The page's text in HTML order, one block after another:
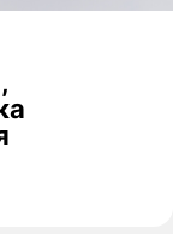
техника